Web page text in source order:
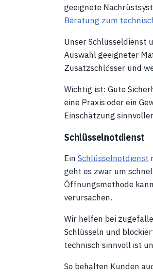
geeignete
Beratung zum
Unser Schlüsseldienst
Auswahl geeigneter
Zusatzschlösser und
Wichtig ist: Gute
eine Praxis oder ein
Einschätzung
Schlüsselnotdienst
Ein Schlüsselnotdienst
geht es zwar um
Öffnungsmethode
verursachen.
Wir helfen bei
Schlüsseln und
technisch sinnvoll ist
So behalten Kunden